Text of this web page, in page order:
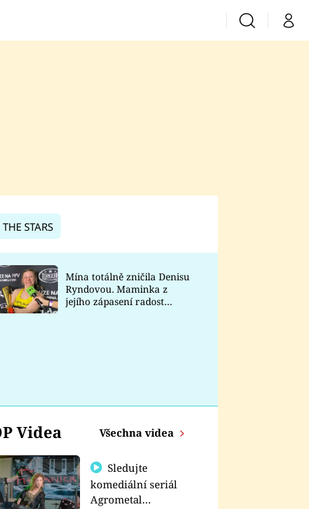
VyhledáváníMůj
Prima Lajk
Sledujte nás
STARS
Mína totálně zničila Denisu
Ryndovou. Maminka z
jejího zápasení radost
Videa Všechna videa
Sledujte
komediální seriál
Agrometal